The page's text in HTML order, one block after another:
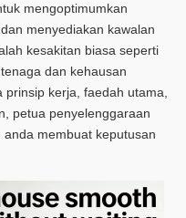
mengoptimumkan
menyediakan kawalan
kesakitan biasa seperti
dan kehausan
kerja, faedah utama,
petua penyelenggaraan
membuat keputusan